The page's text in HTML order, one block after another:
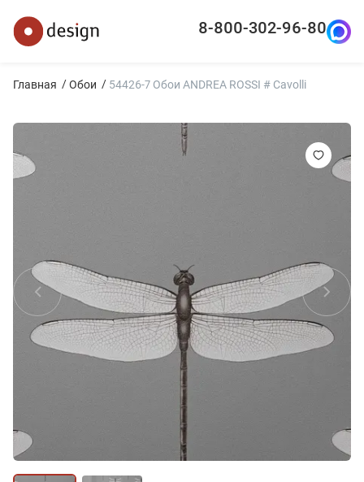
8-800-302-96-80
Главная Обои 54426-7 Обои ANDREA ROSSI # Cavolli